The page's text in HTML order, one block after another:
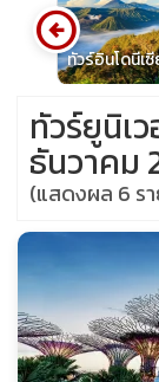
travel_explore
calendar_month
ทัวร์อินโดนีเ
arrow_circle_left
ทัวร์ยูนิเ
ธันวาคม
(แสดงผล 6 ร